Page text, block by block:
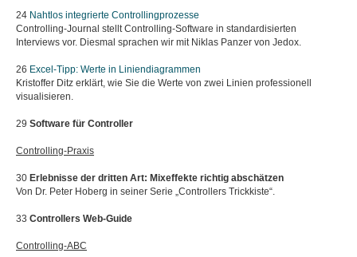
24 Nahtlos integrierte Controllingprozesse
Controlling-Journal stellt Controlling-Software in standardisierten
Interviews vor. Diesmal sprachen wir mit Niklas Panzer von Jedox.
26 Excel-Tipp: Werte in Liniendiagrammen
Kristoffer Ditz erklärt, wie Sie die Werte von zwei Linien professionell
visualisieren.
29 Software für Controller
Controlling-Praxis
30 Erlebnisse der dritten Art: Mixeffekte richtig abschätzen
Von Dr. Peter Hoberg in seiner Serie „Controllers Trickkiste“.
33 Controllers Web-Guide
Controlling-ABC